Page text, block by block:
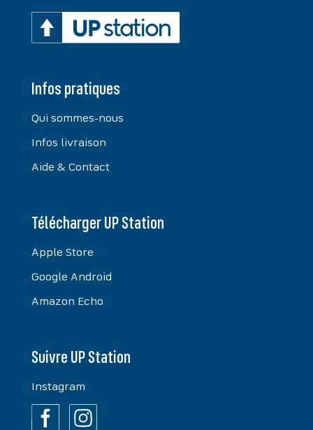
Infos pratiques
Qui sommes-nous
Infos livraison
Aide & Contact
Télécharger UP Station
Apple Store
Google Android
Amazon Echo
Suivre UP Station
Instagram